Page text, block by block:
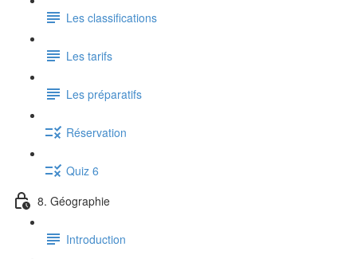
Les classifications
Les tarifs
Les préparatifs
Réservation
Quiz 6
8. Géographie
Introduction